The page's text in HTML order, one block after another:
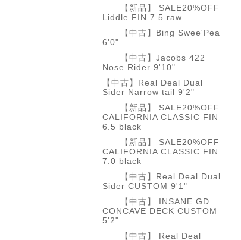
【新品】 SALE20%OFF
Liddle FIN 7.5 raw
【中古】Bing Swee'Pea
6'0"
【中古】Jacobs 422
Nose Rider 9'10"
【中古】Real Deal Dual
Sider Narrow tail 9'2"
【新品】 SALE20%OFF
CALIFORNIA CLASSIC FIN
6.5 black
【新品】 SALE20%OFF
CALIFORNIA CLASSIC FIN
7.0 black
【中古】Real Deal Dual
Sider CUSTOM 9'1"
【中古】 INSANE GD
CONCAVE DECK CUSTOM
5'2"
【中古】 Real Deal